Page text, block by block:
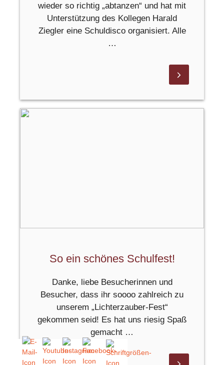
wieder so richtig „abtanzen“ und hat mit
Unterstützung des Kollegen Harald
Ziegler eine Schuldisco organisiert. Alle
…
So ein schönes Schulfest!
Danke, liebe Besucherinnen und
Besucher, dass ihr soooo zahlreich zu
unserem „Lichterzauber-Fest“
gekommen seid! Es hat uns riesig Spaß
gemacht …